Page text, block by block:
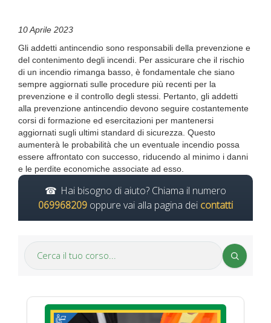
10 Aprile 2023
Gli addetti antincendio sono responsabili della prevenzione e
del contenimento degli incendi. Per assicurare che il rischio
di un incendio rimanga basso, è fondamentale che siano
sempre aggiornati sulle procedure più recenti per la
prevenzione e il controllo degli stessi. Pertanto, gli addetti
alla prevenzione antincendio devono seguire costantemente
corsi di formazione ed esercitazioni per mantenersi
aggiornati sugli ultimi standard di sicurezza. Questo
aumenterà le probabilità che un eventuale incendio possa
essere affrontato con successo, riducendo al minimo i danni
e le perdite economiche associate ad esso.
Hai bisogno di aiuto? Chiama il numero
069968209 oppure vai alla pagina dei contatti